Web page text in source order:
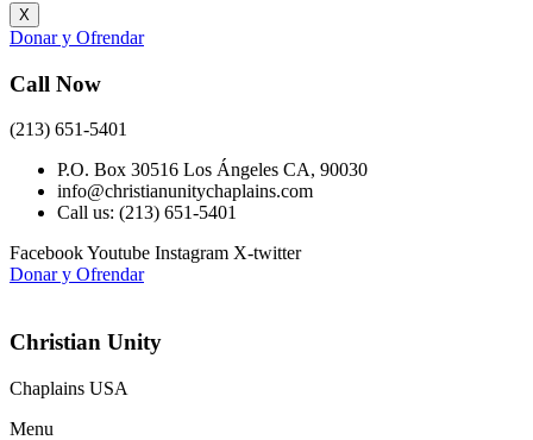
X
Donar y Ofrendar
Call Now
(213) 651-5401
P.O. Box 30516 Los Ángeles CA, 90030
info@christianunitychaplains.com
Call us: (213) 651-5401
FacebookYoutube Instagram X-twitter
Donar y Ofrendar
Christian Unity
Chaplains USA
Menu